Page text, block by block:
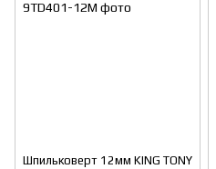
Шпильковерт 12мм KING TONY